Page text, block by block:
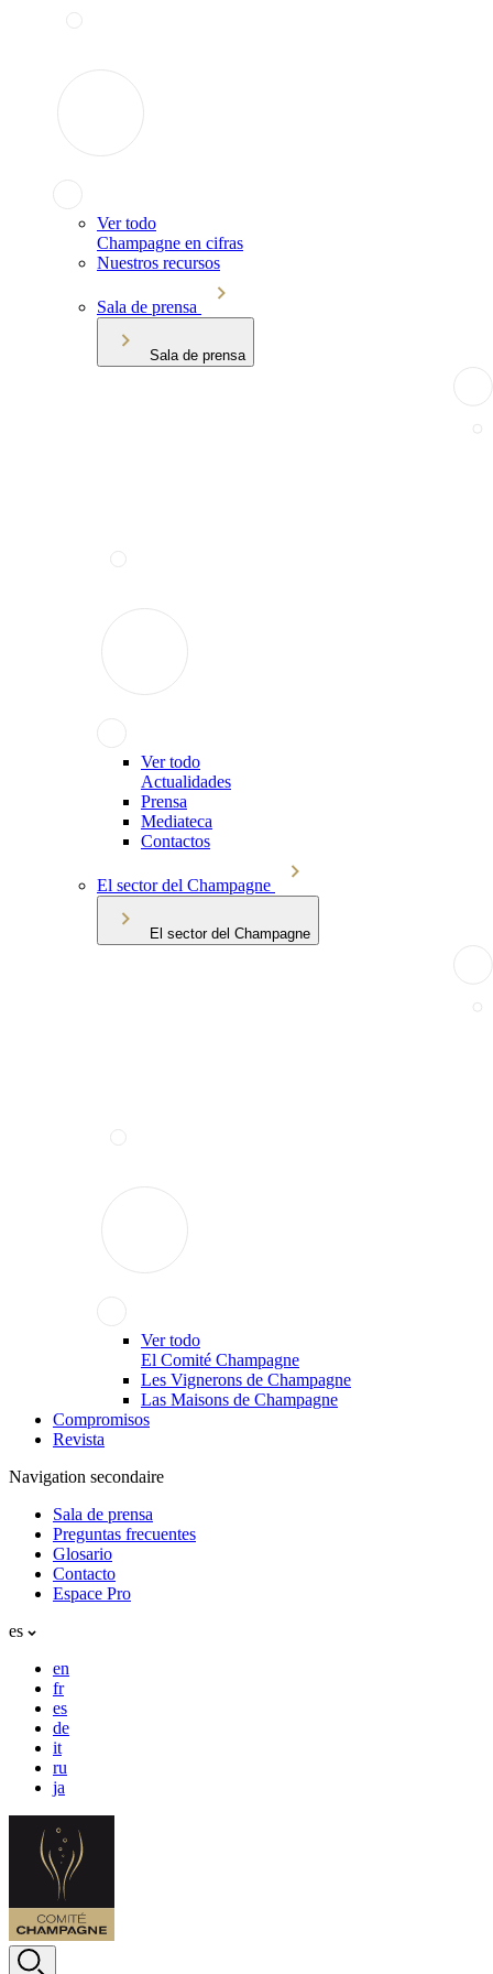
Ver todo
Champagne en cifras
Nuestros recursos
Sala de prensa
Sala de prensa
Ver todo
Actualidades
Prensa
Mediateca
Contactos
El sector del Champagne
El sector del Champagne
Ver todo
El Comité Champagne
Les Vignerons de Champagne
Las Maisons de Champagne
Compromisos
Revista
Navigation secondaire
Sala de prensa
Preguntas frecuentes
Glosario
Contacto
Espace Pro
es
en
fr
es
de
it
ru
ja